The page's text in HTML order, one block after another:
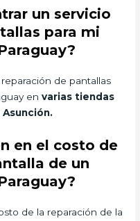
un servicio
para mi
de pantallas
envarias tiendas
en el costo de
de un
de la reparación de la